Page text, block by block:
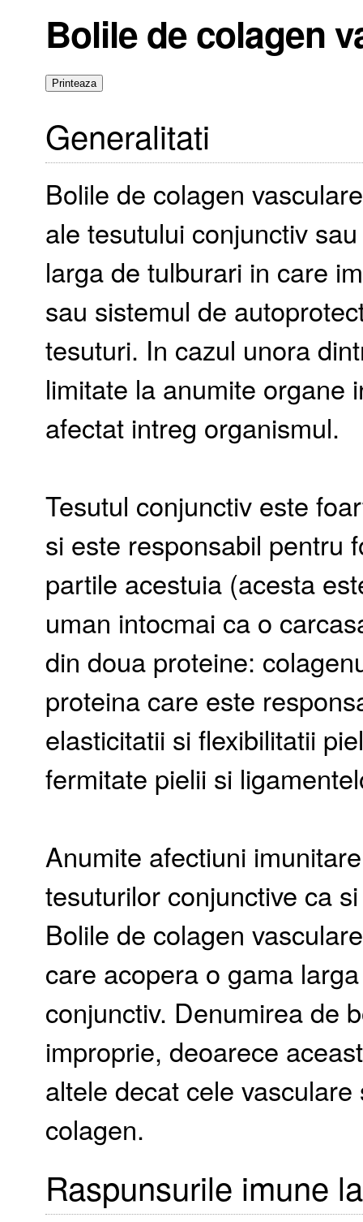
Bolile de colagen
Generalitati
Bolile de colagen
ale tesutului conjunctiv
larga de tulburari in care
sau sistemul de
tesuturi. In cazul unora
limitate la anumite organe
afectat intreg organismul.
Tesutul conjunctiv este
si este responsabil pentru
partile acestuia (acesta
uman intocmai ca o
din doua proteine:
proteina care este
elasticitatii si flexibilitatii
fermitate pielii si
Anumite afectiuni
tesuturilor conjunctive ca
Bolile de colagen
care acopera o gama
conjunctiv. Denumirea de
improprie, deoarece
altele decat cele
colagen.
Raspunsurile imune